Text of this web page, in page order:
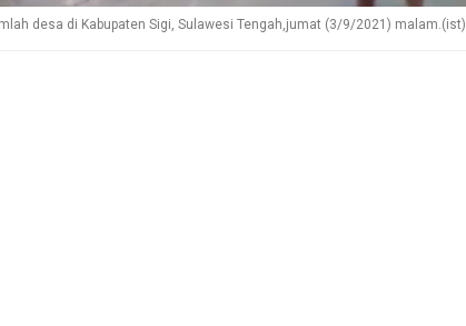
desa di Kabupaten Sigi, Sulawesi Tengah,jumat (3/9/2021) malam.(ist)